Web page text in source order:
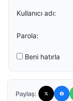
Kullanıcı adı:
Parola:
Beni hatırla
Paylaş: